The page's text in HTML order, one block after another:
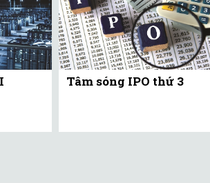
Tâm sóng IPO thứ 3